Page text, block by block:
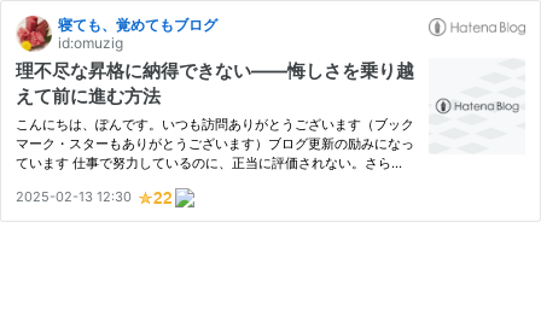
寝ても、覚めてもブログ
id:omuzig
理不尽な昇格に納得できない——悔しさを乗り越
えて前に進む方法
こんにちは、ぽんです。いつも訪問ありがとうございます（ブック
マーク・スターもありがとうございます）ブログ更新の励みになっ
ています 仕事で努力しているのに、正当に評価されない。さら
と、「なんでこんなことが起こるんだ？」と納得できない気持ちに
な…
2025-02-13 12:30